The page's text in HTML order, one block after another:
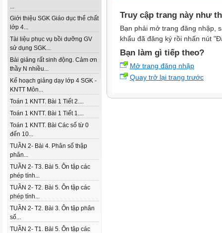
...
Giới thiệu SGK Giáo dục thể chất
lớp 4...
Tài liệu phục vụ bồi dưỡng GV
sử dụng SGK...
Bài giảng rất sinh động. Cảm ơn
thầy N nhiều...
Kế hoạch giảng dạy lớp 4 SGK -
KNTT Môn...
Toán 1 KNTT. Bài 1 Tiết 2....
Toán 1 KNTT. Bài 1 Tiết 1....
Toán 1 KNTT. Bài Các số từ 0
đến 10...
TUẦN 2- Bài 4. Phân số thập
phân...
TUẦN 2- T3. Bài 5. Ôn tập các
phép tính...
TUẦN 2- T2. Bài 5. Ôn tập các
phép tính...
TUẦN 2- T2. Bài 3. Ôn tập phân
số...
TUẦN 2- T1. Bài 5. Ôn tập các
Truy cập trang này như
Bạn phải mở trang đăng nhập,
khẩu đã đăng ký rồi nhấn nút
Bạn làm gì tiếp theo?
Mở trang đăng nhập
Quay trở lại trang trước